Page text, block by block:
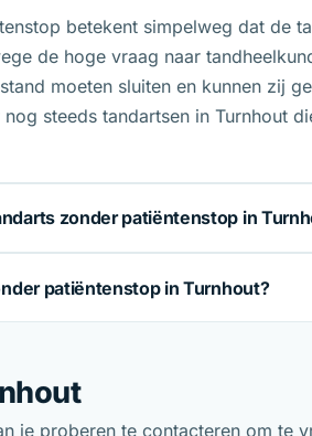
betekent simpelweg dat de
de hoge vraag naar
moeten sluiten en kunnen zij
steeds tandartsen in Turnhout
zonder patiëntenstop in
patiëntenstop in Turnhout?
je proberen te contacteren om te